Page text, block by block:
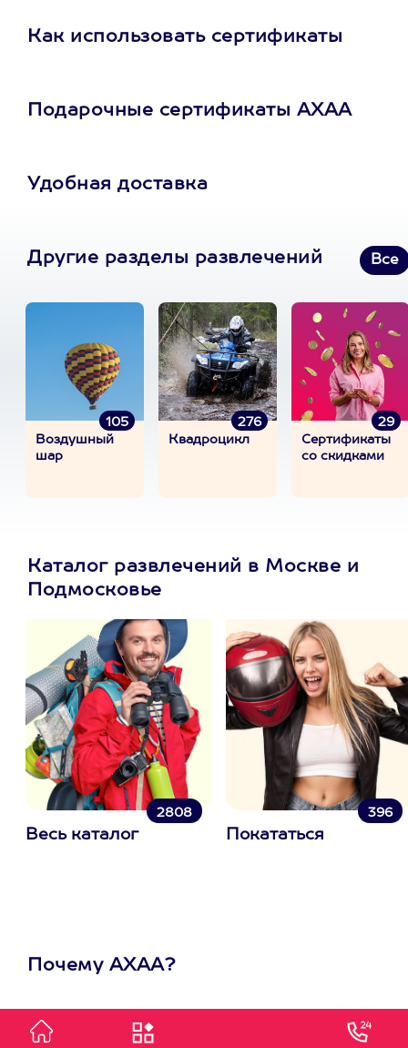
Как использовать сертификаты
Подарочные сертификаты АХАА
Удобная доставка
Другие разделы развлечений Все
105
Воздушный
шар
276
Квадроцикл
29
Сертификаты
со скидками
Каталог развлечений в Москве и
Подмосковье
2808
Весь каталог
396
Покататься
Почему АХАА?